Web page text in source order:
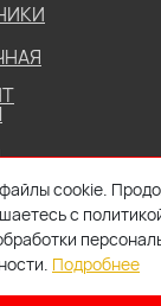
cookie.
с
Подробнее